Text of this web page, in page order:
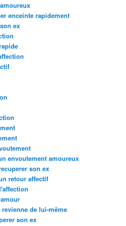
enceinte rapidement
ex
envoutement amoureux
son ex
retour affectif
de lui-même
son ex